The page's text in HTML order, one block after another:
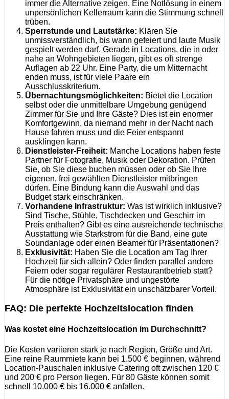
immer die Alternative zeigen. Eine Notlösung in einem
unpersönlichen Kellerraum kann die Stimmung schnell
trüben.
Sperrstunde und Lautstärke: Klären Sie
unmissverständlich, bis wann gefeiert und laute Musik
gespielt werden darf. Gerade in Locations, die in oder
nahe an Wohngebieten liegen, gibt es oft strenge
Auflagen ab 22 Uhr. Eine Party, die um Mitternacht
enden muss, ist für viele Paare ein
Ausschlusskriterium.
Übernachtungsmöglichkeiten: Bietet die Location
selbst oder die unmittelbare Umgebung genügend
Zimmer für Sie und Ihre Gäste? Dies ist ein enormer
Komfortgewinn, da niemand mehr in der Nacht nach
Hause fahren muss und die Feier entspannt
ausklingen kann.
Dienstleister-Freiheit: Manche Locations haben feste
Partner für Fotografie, Musik oder Dekoration. Prüfen
Sie, ob Sie diese buchen müssen oder ob Sie Ihre
eigenen, frei gewählten Dienstleister mitbringen
dürfen. Eine Bindung kann die Auswahl und das
Budget stark einschränken.
Vorhandene Infrastruktur: Was ist wirklich inklusive?
Sind Tische, Stühle, Tischdecken und Geschirr im
Preis enthalten? Gibt es eine ausreichende technische
Ausstattung wie Starkstrom für die Band, eine gute
Soundanlage oder einen Beamer für Präsentationen?
Exklusivität: Haben Sie die Location am Tag Ihrer
Hochzeit für sich allein? Oder finden parallel andere
Feiern oder sogar regulärer Restaurantbetrieb statt?
Für die nötige Privatsphäre und ungestörte
Atmosphäre ist Exklusivität ein unschätzbarer Vorteil.
FAQ: Die perfekte Hochzeitslocation finden
Was kostet eine Hochzeitslocation im Durchschnitt?
Die Kosten variieren stark je nach Region, Größe und Art.
Eine reine Raummiete kann bei 1.500 € beginnen, während
Location-Pauschalen inklusive Catering oft zwischen 120 €
und 200 € pro Person liegen. Für 80 Gäste können somit
schnell 10.000 € bis 16.000 € anfallen.